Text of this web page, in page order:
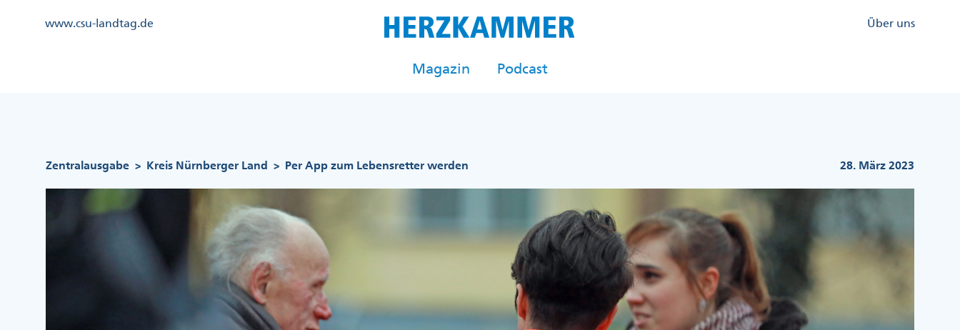
Kopfzeile
www.csu-landtag.de
Kopfzeile
Über uns
Magazin Podcast
Zentralausgabe > Kreis Nürnberger Land > Per App zum Lebensretter werden 28. März 2023